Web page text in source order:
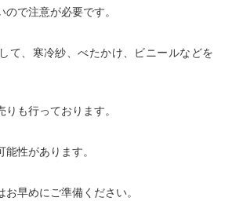
で注意が必要です。
て、寒冷紗、べたかけ、ビニールなどを
も行っております。
性があります。
早めにご準備ください。